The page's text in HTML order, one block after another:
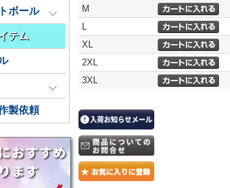
ボール
テム
製依頼
M
L
XL
2XL
3XL